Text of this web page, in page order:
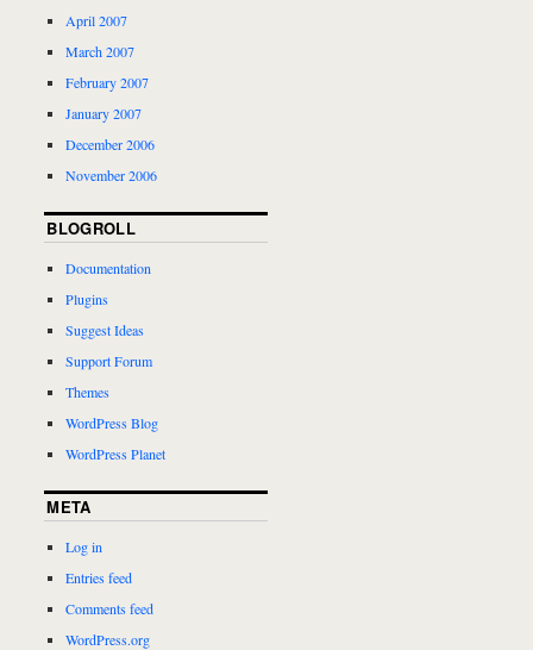
April 2007
March 2007
February 2007
January 2007
December 2006
November 2006
BLOGROLL
Documentation
Plugins
Suggest Ideas
Support Forum
Themes
WordPress Blog
WordPress Planet
META
Log in
Entries feed
Comments feed
WordPress.org